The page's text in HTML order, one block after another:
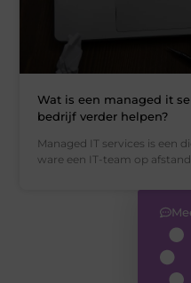
Wat is een managed it
bedrijf verder helpen?
Managed IT services is een
ware een IT-team op